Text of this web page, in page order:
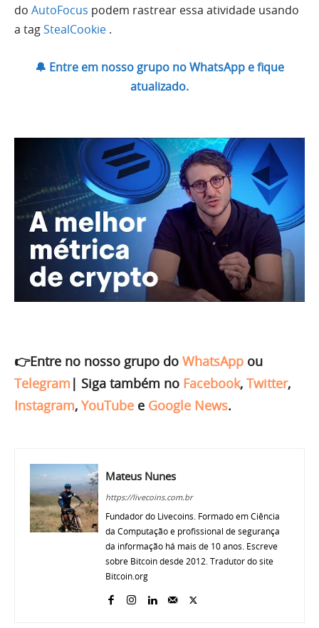
do AutoFocus podem rastrear essa atividade usando
a tagStealCookie .
🔔 Entre em nosso grupo no WhatsApp e fique
atualizado.
👉Entre no nosso grupo do WhatsApp ou
Telegram | Siga também no Facebook, Twitter,
Instagram, YouTube e Google News.
Mateus Nunes
https://livecoins.com.br
Fundador do Livecoins. Formado em Ciência
da Computação e profissional de segurança
da informação há mais de 10 anos. Escreve
sobre Bitcoin desde 2012. Tradutor do site
Bitcoin.org